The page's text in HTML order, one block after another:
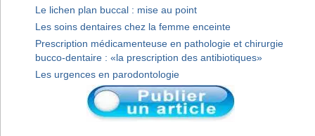
Le lichen plan buccal : mise au point
Les soins dentaires chez la femme enceinte
Prescription médicamenteuse en pathologie et chirurgie
bucco-dentaire : «la prescription des antibiotiques»
Les urgences en parodontologie